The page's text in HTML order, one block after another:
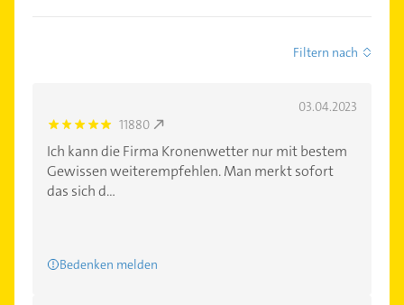
Filtern nach
03.04.2023
5.0 11880
Ich kann die Firma Kronenwetter nur mit bestem
Gewissen weiterempfehlen. Man merkt sofort
das sich d...
Bedenken melden